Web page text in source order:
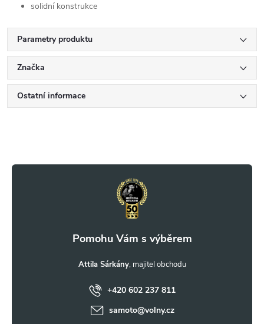
solidní konstrukce
Parametry produktu
Značka
Ostatní informace
Attila Sárkány
+420 602 237 811
samoto@volny.cz